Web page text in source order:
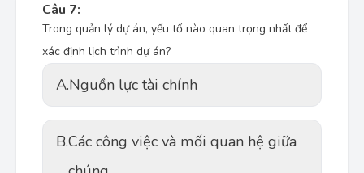
Câu 7:
Trong quản lý dự án, yếu tố nào quan trọng nhất để
xác định lịch trình dự án?
A.Nguồn lực tài chính
B.Các công việc và mối quan hệ giữa